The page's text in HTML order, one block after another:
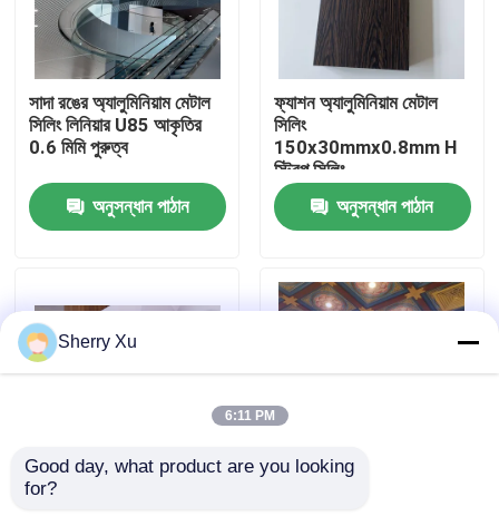
ভিডিও
আমাদের সম্পর্কে
কারখানা ভ্রমণ
মান নিয়ন্ত্রণ
আমাদের সাথে যোগাযোগ করুন
খবর
সাদা রঙের অ্যালুমিনিয়াম মেটাল
সিলিং লিনিয়ার U85 আকৃতির
0.6 মিমি পুরুত্ব
অনুসন্ধান পাঠান
ফ্যাশন অ্যালুমিনিয়াম মেটাল
সিলিং
150x30mmx0.8mm H
স্ট্রিপ সিলিং
অনুসন্ধান পাঠান
কাস্টমাইজযোগ্য অ্যালুমিনিয়াম
Sherry Xu
6:11 PM
Good day, what product are you looking
for?